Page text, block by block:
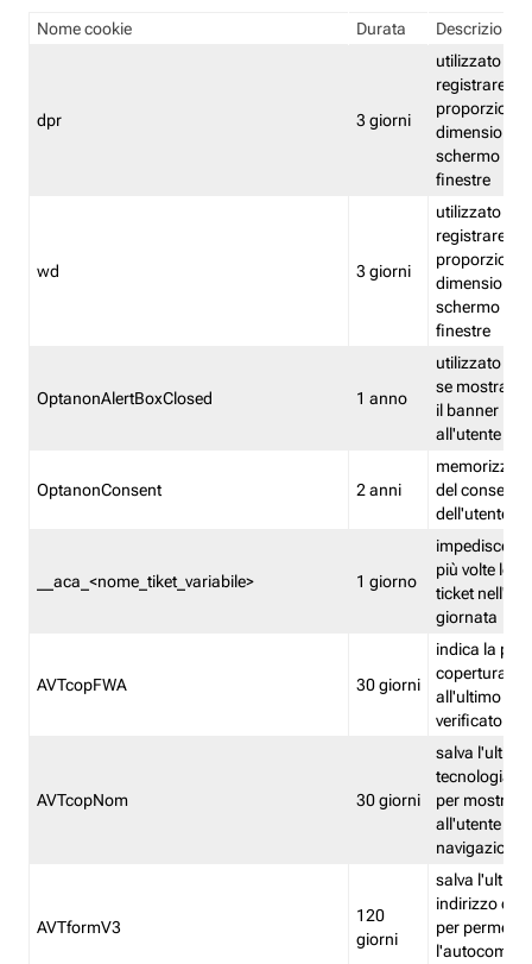
Nome cookie Durata Descrizione
dpr 3 giorni
utilizzato per
registrare le
proporzioni
dimensioni
schermo e
finestre
wd 3 giorni
utilizzato per
registrare le
proporzioni
dimensioni
schermo e
finestre
OptanonAlertBoxClosed 1 anno
utilizzato per
se mostrare
il banner
all'utente
OptanonConsent 2 anni
memorizza
del
dell'utente
__aca_<nome_tiket_variabile> 1 giorno
impedisce di
più volte lo
ticket
giornata
AVTcopFWA 30 giorni
indica la
copertura
all'ultimo
verificato
AVTcopNom 30 giorni
salva l'ultima
tecnologia
per
all'utente
navigazione
AVTformV3
120
giorni
salva l'ultimo
indirizzo di
per